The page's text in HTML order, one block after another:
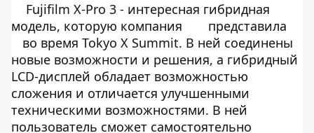
Fujifilm X-Pro 3 - интересная гибридная
модель, которую компания
представила
во время Tokyo X Summit. В ней соединены
новые возможности и решения, а гибридный
LCD-дисплей обладает возможностью
сложения и отличается улучшенными
техническими возможностями. В ней
пользователь сможет самостоятельно